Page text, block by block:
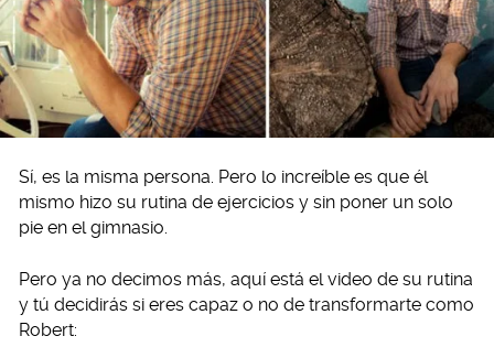
Sí, es la misma persona. Pero lo increíble es que él
mismo hizo su rutina de ejercicios y sin poner un solo
pie en el gimnasio.
Pero ya no decimos más, aquí está el video de su rutina
y tú decidirás si eres capaz o no de transformarte como
Robert: